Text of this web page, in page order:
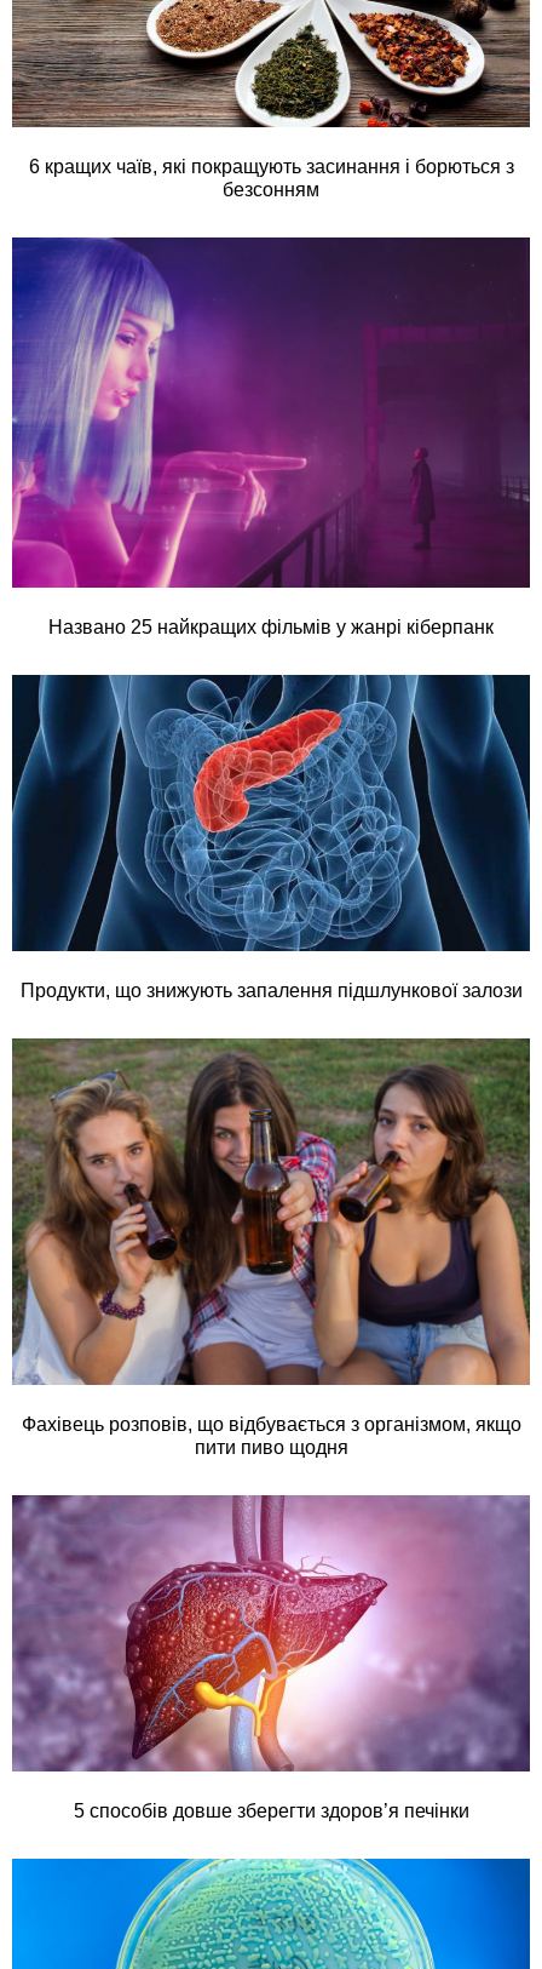
6 кращих чаїв, які покращують засинання і борються з
безсонням
Названо 25 найкращих фільмів у жанрі кіберпанк
Продукти, що знижують запалення підшлункової залози
Фахівець розповів, що відбувається з організмом, якщо
пити пиво щодня
5 способів довше зберегти здоров’я печінки